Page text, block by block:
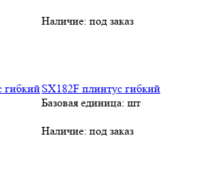
Наличие: под заказ
SХ182F плинтус гибкий
Базовая единица: шт
Наличие: под заказ